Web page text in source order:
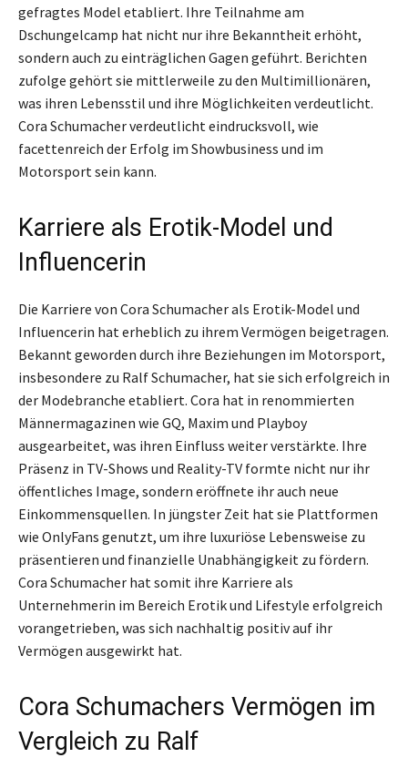
gefragtes Model etabliert. Ihre Teilnahme am
Dschungelcamp hat nicht nur ihre Bekanntheit erhöht,
sondern auch zu einträglichen Gagen geführt. Berichten
zufolge gehört sie mittlerweile zu den Multimillionären,
was ihren Lebensstil und ihre Möglichkeiten verdeutlicht.
Cora Schumacher verdeutlicht eindrucksvoll, wie
facettenreich der Erfolg im Showbusiness und im
Motorsport sein kann.
Karriere als Erotik-Model und
Influencerin
Die Karriere von Cora Schumacher als Erotik-Model und
Influencerin hat erheblich zu ihrem Vermögen beigetragen.
Bekannt geworden durch ihre Beziehungen im Motorsport,
insbesondere zu Ralf Schumacher, hat sie sich erfolgreich in
der Modebranche etabliert. Cora hat in renommierten
Männermagazinen wie GQ, Maxim und Playboy
ausgearbeitet, was ihren Einfluss weiter verstärkte. Ihre
Präsenz in TV-Shows und Reality-TV formte nicht nur ihr
öffentliches Image, sondern eröffnete ihr auch neue
Einkommensquellen. In jüngster Zeit hat sie Plattformen
wie OnlyFans genutzt, um ihre luxuriöse Lebensweise zu
präsentieren und finanzielle Unabhängigkeit zu fördern.
Cora Schumacher hat somit ihre Karriere als
Unternehmerin im Bereich Erotik und Lifestyle erfolgreich
vorangetrieben, was sich nachhaltig positiv auf ihr
Vermögen ausgewirkt hat.
Cora Schumachers Vermögen im
Vergleich zu Ralf